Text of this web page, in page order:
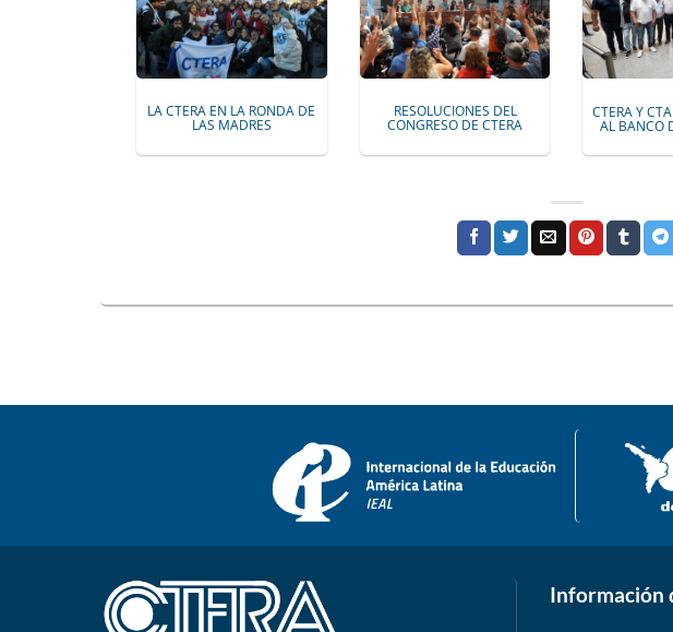
LA CTERA EN LA RONDA DE
LAS MADRES
RESOLUCIONES DEL
CONGRESO DE CTERA
CTERA Y
AL BANCO
Información